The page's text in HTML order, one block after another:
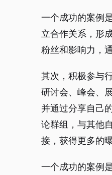
一个成功的案例
立合作关系，形
粉丝和影响力，
其次，积极参与
研讨会、峰会、
并通过分享自己
论群组，与其他
接，获得更多的
一个成功的案例